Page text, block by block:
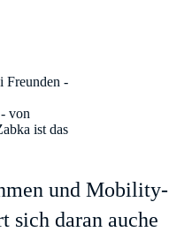
Freunden -
von
ist das
und Mobility-
sich daran auche